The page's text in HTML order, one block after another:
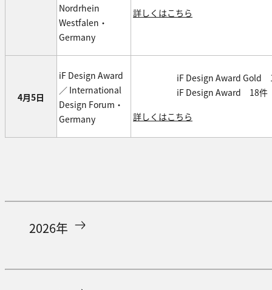
Nordrhein
Westfalen・
Germany
詳しくはこちら
4月5日
iF Design Award
／ International
Design Forum・
Germany
iF Design Award Gold
iF Design Award 18件
詳しくはこちら
2026年